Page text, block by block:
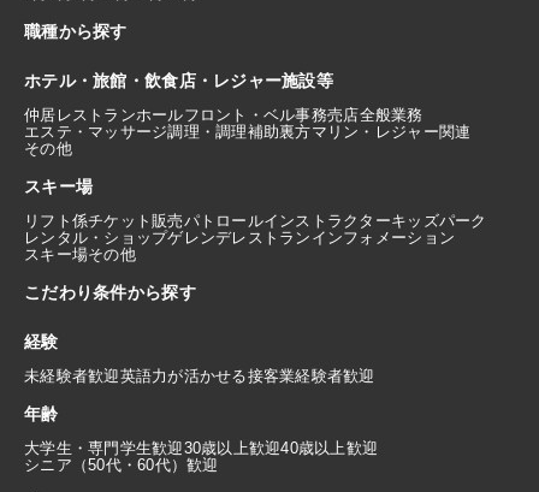
職種から探す
ホテル・旅館・飲食店・レジャー施設等
仲居 レストランホールフロント・ベル事務売店全般業務
エステ・マッサージ調理・調理補助裏方マリン・レジャー関連
その他
スキー場
リフト係チケット販売パトロールインストラクターキッズパーク
レンタル・ショップゲレンデレストラン インフォメーション
スキー場その他
こだわり条件から探す
経験
未経験者歓迎英語力が活かせる接客業経験者歓迎
年齢
大学生・専門学生歓迎30歳以上歓迎40歳以上歓迎
シニア（50代・60代）歓迎